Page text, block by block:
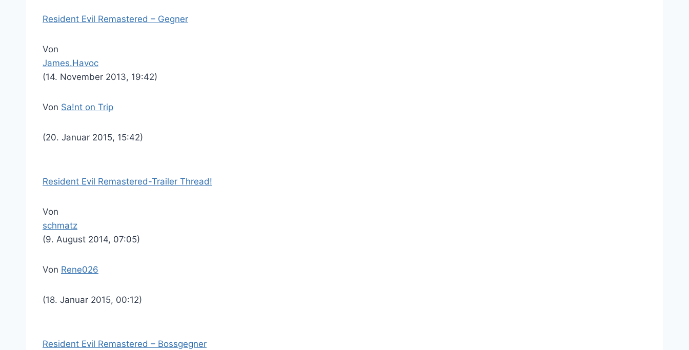
Resident Evil Remastered – Gegner
Von
James.Havoc
(14. November 2013, 19:42)
Von Sa!nt on Trip
(20. Januar 2015, 15:42)
Resident Evil Remastered-Trailer Thread!
Von
schmatz
(9. August 2014, 07:05)
Von Rene026
(18. Januar 2015, 00:12)
Resident Evil Remastered – Bossgegner